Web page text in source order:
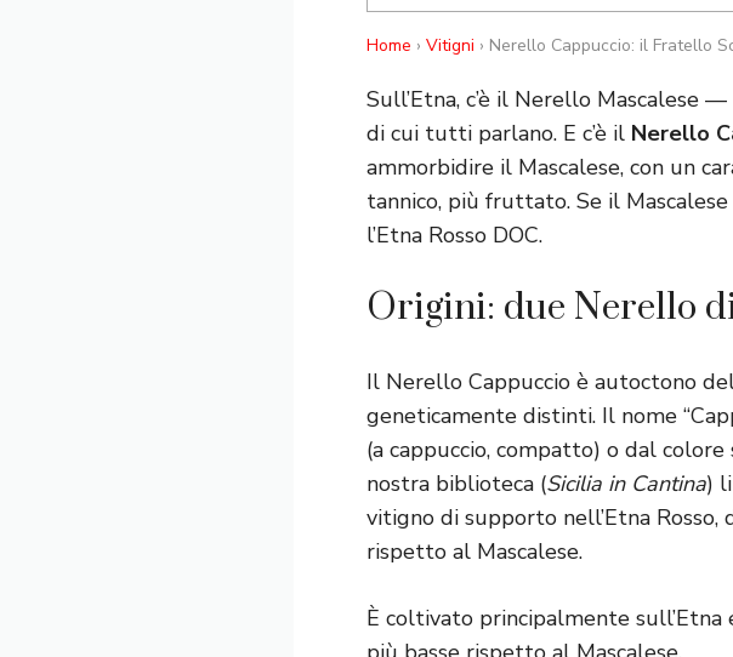
Home › Vitigni › Nerello Cappuccio: il Fratello
Sull’Etna, c’è il Nerello Mascalese
di cui tutti parlano. E c’è il Nerello
ammorbidire il Mascalese, con un
tannico, più fruttato. Se il Mascalese
l’Etna Rosso DOC.
Origini: due Nerello
Il Nerello Cappuccio è autoctono
geneticamente distinti. Il nome
(a cappuccio, compatto) o dal colore
nostra biblioteca (Sicilia in Cantina)
vitigno di supporto nell’Etna
rispetto al Mascalese.
È coltivato principalmente